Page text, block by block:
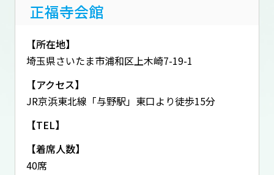
正福寺会館
【所在地】
埼玉県さいたま市浦和区上木崎7-19-1
【アクセス】
JR京浜東北線「与野駅」東口より徒歩15分
【TEL】
【着席人数】
40席